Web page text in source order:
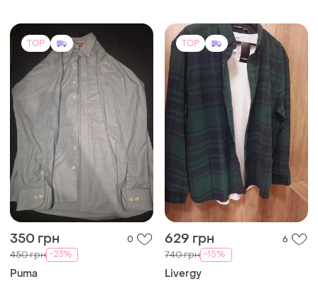
TOP
480 грн 4
500 грн -4%
Polo Ralph Lauren
TOP
990 грн 12
1550 грн -37%
Henry Morell